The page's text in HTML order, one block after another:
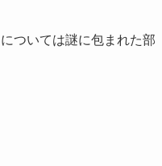
ついては謎に包まれた部